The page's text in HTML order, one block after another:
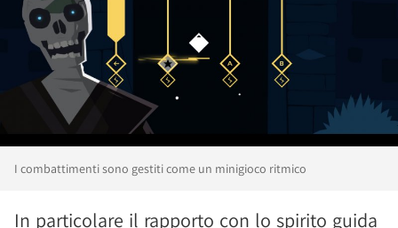
I combattimenti sono gestiti come un minigioco ritmico
In particolare il rapporto con lo spirito guida